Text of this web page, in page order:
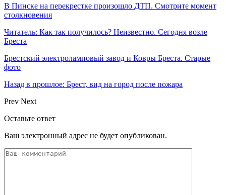
В Пинске на перекрестке произошло ДТП. Смотрите момент
столкновения
Читатель: Как так получилось? Неизвестно. Сегодня возле
Бреста
Брестский электроламповый завод и Ковры Бреста. Старые
фото
Назад в прошлое: Брест, вид на город после пожара
Prev Next
Оставьте ответ
Ваш электронный адрес не будет опубликован.